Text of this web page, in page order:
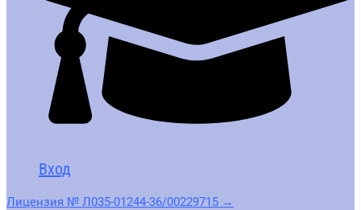
Вход
Лицензия № Л035-01244-36/00229715 →